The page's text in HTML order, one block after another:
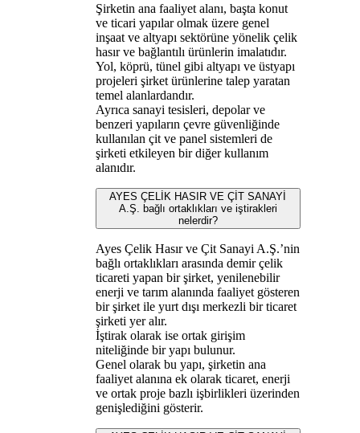
Şirketin ana faaliyet alanı, başta konut
ve ticari yapılar olmak üzere genel
inşaat ve altyapı sektörüne yönelik çelik
hasır ve bağlantılı ürünlerin imalatıdır.
Yol, köprü, tünel gibi altyapı ve üstyapı
projeleri şirket ürünlerine talep yaratan
temel alanlardandır.
Ayrıca sanayi tesisleri, depolar ve
benzeri yapıların çevre güvenliğinde
kullanılan çit ve panel sistemleri de
şirketi etkileyen bir diğer kullanım
alanıdır.
AYES ÇELİK HASIR VE ÇİT SANAYİ
A.Ş. bağlı ortaklıkları ve iştirakleri
nelerdir?
Ayes Çelik Hasır ve Çit Sanayi A.Ş.’nin
bağlı ortaklıkları arasında demir çelik
ticareti yapan bir şirket, yenilenebilir
enerji ve tarım alanında faaliyet gösteren
bir şirket ile yurt dışı merkezli bir ticaret
şirketi yer alır.
İştirak olarak ise ortak girişim
niteliğinde bir yapı bulunur.
Genel olarak bu yapı, şirketin ana
faaliyet alanına ek olarak ticaret, enerji
ve ortak proje bazlı işbirlikleri üzerinden
genişlediğini gösterir.